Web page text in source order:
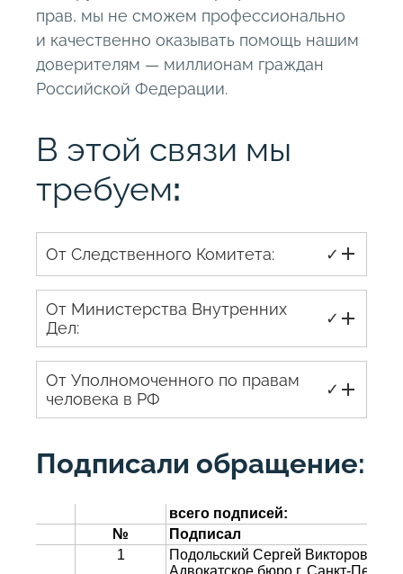
прав, мы не сможем профессионально
и качественно оказывать помощь нашим
доверителям — миллионам граждан
Российской Федерации.
В этой связи мы
требуем:
От Следственного Комитета: ✓
От Министерства Внутренних
Дел:
✓
От Уполномоченного по правам
человека в РФ
✓
Подписали обращение: